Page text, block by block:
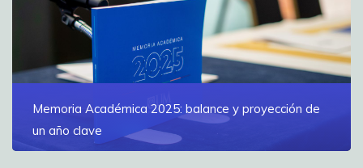
los desafíos para avanzar en la electromovilidad en
Uruguay
Ver más
Memoria Académica 2025: balance y proyección de
un año clave